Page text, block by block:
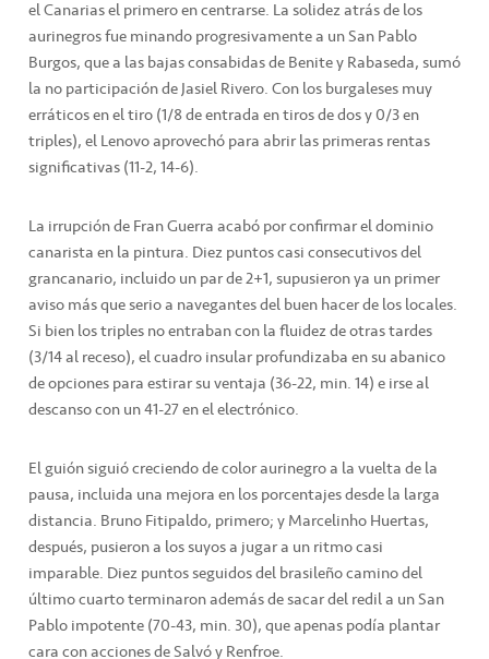
el Canarias el primero en centrarse. La solidez atrás de los
aurinegros fue minando progresivamente a un San Pablo
Burgos, que a las bajas consabidas de Benite y Rabaseda, sumó
la no participación de Jasiel Rivero. Con los burgaleses muy
erráticos en el tiro (1/8 de entrada en tiros de dos y 0/3 en
triples), el Lenovo aprovechó para abrir las primeras rentas
significativas (11-2, 14-6).
La irrupción de Fran Guerra acabó por confirmar el dominio
canarista en la pintura. Diez puntos casi consecutivos del
grancanario, incluido un par de 2+1, supusieron ya un primer
aviso más que serio a navegantes del buen hacer de los locales.
Si bien los triples no entraban con la fluidez de otras tardes
(3/14 al receso), el cuadro insular profundizaba en su abanico
de opciones para estirar su ventaja (36-22, min. 14) e irse al
descanso con un 41-27 en el electrónico.
El guión siguió creciendo de color aurinegro a la vuelta de la
pausa, incluida una mejora en los porcentajes desde la larga
distancia. Bruno Fitipaldo, primero; y Marcelinho Huertas,
después, pusieron a los suyos a jugar a un ritmo casi
imparable. Diez puntos seguidos del brasileño camino del
último cuarto terminaron además de sacar del redil a un San
Pablo impotente (70-43, min. 30), que apenas podía plantar
cara con acciones de Salvó y Renfroe.